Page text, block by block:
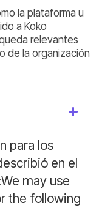
la plataforma u
a Koko
relevantes
de la organización
para los
en el
may use
the following